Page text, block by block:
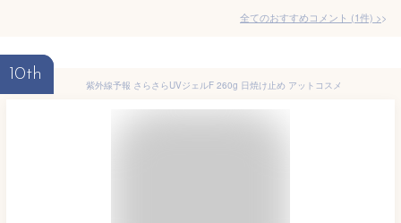
全てのおすすめコメント (1件) >
10th
紫外線予報 さらさらUVジェルF 260g 日焼け止め アットコスメ